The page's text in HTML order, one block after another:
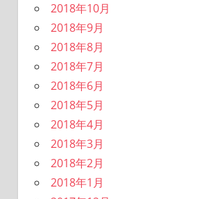
2018年10月
2018年9月
2018年8月
2018年7月
2018年6月
2018年5月
2018年4月
2018年3月
2018年2月
2018年1月